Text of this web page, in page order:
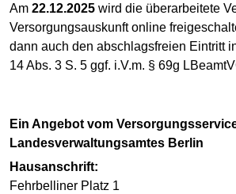
Am 22.12.2025 wird die überarbeitete
Versorgungsauskunft online
dann auch den abschlagsfreien Eintritt
14 Abs. 3 S. 5 ggf. i.V.m. § 69g
Ein Angebot vom Versorgungsservice des
Landesverwaltungsamtes Berlin
Hausanschrift:
Fehrbelliner Platz 1